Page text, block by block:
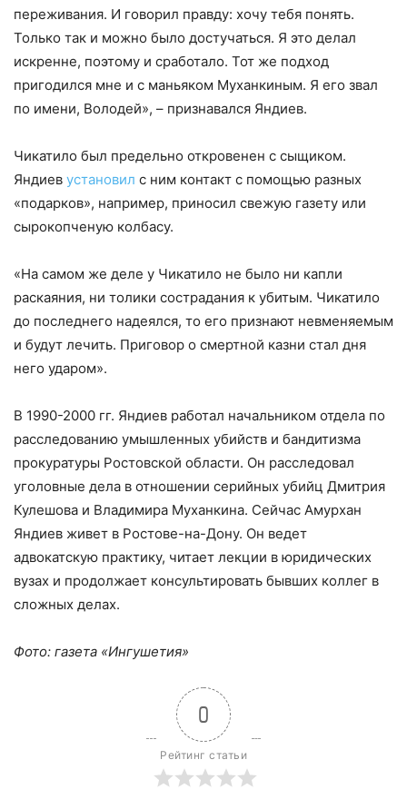
переживания. И говорил правду: хочу тебя понять.
Только так и можно было достучаться. Я это делал
искренне, поэтому и сработало. Тот же подход
пригодился мне и с маньяком Муханкиным. Я его звал
по имени, Володей», – признавался Яндиев.
Чикатило был предельно откровенен с сыщиком.
Яндиев установил с ним контакт с помощью разных
«подарков», например, приносил свежую газету или
сырокопченую колбасу.
«На самом же деле у Чикатило не было ни капли
раскаяния, ни толики сострадания к убитым. Чикатило
до последнего надеялся, то его признают невменяемым
и будут лечить. Приговор о смертной казни стал дня
него ударом».
В 1990-2000 гг. Яндиев работал начальником отдела по
расследованию умышленных убийств и бандитизма
прокуратуры Ростовской области. Он расследовал
уголовные дела в отношении серийных убийц Дмитрия
Кулешова и Владимира Муханкина. Сейчас Амурхан
Яндиев живет в Ростове-на-Дону. Он ведет
адвокатскую практику, читает лекции в юридических
вузах и продолжает консультировать бывших коллег в
сложных делах.
Фото: газета «Ингушетия»
0
Рейтинг статьи